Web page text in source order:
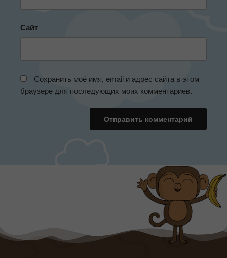
Сайт
Сохранить моё имя, email и адрес сайта в этом
браузере для последующих моих комментариев.